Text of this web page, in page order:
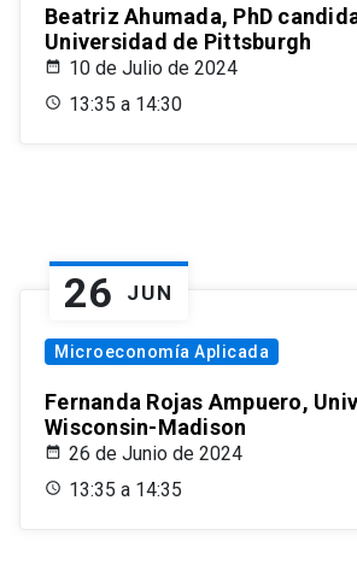
Beatriz Ahumada, PhD
Universidad de Pittsburgh
10 de Julio de 2024
13:35 a 14:30
26 JUN
Microeconomía Aplicada
Fernanda Rojas Ampuero,
Wisconsin-Madison
26 de Junio de 2024
13:35 a 14:35